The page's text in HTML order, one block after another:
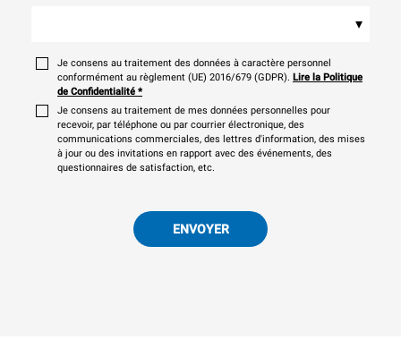
▾
Je consens au traitement des données à caractère personnel
conformément au règlement (UE) 2016/679 (GDPR). Lire la Politique
de Confidentialité *
Je consens au traitement de mes données personnelles pour
recevoir, par téléphone ou par courrier électronique, des
communications commerciales, des lettres d'information, des mises
à jour ou des invitations en rapport avec des événements, des
questionnaires de satisfaction, etc.
ENVOYER